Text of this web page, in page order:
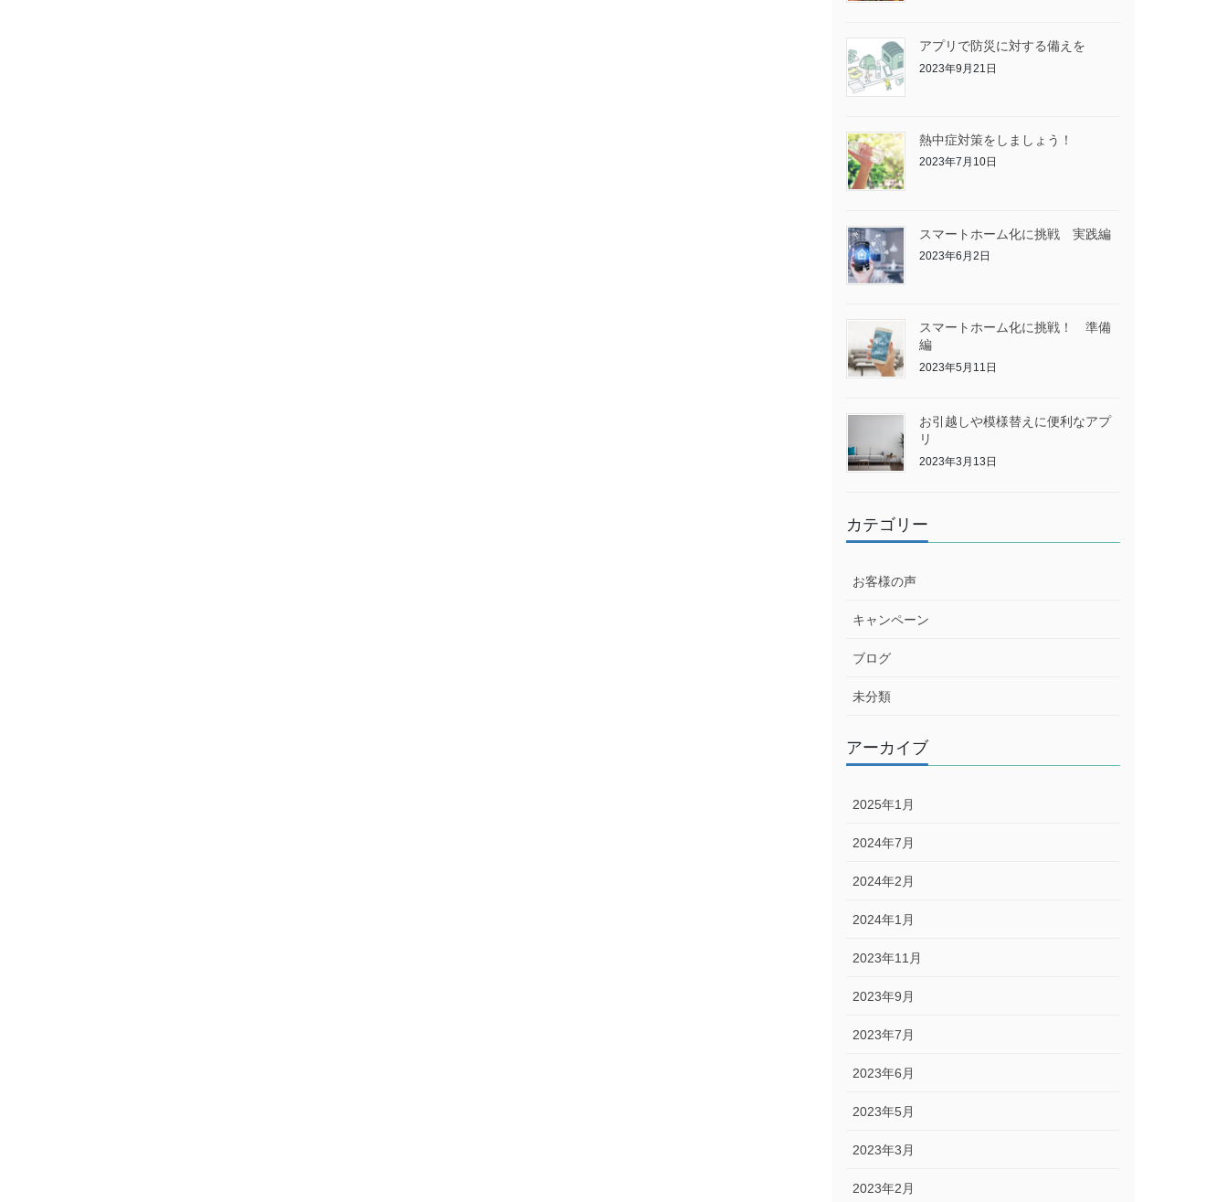
アプリで防災に対する備えを
2023年9月21日
熱中症対策をしましょう！
2023年7月10日
スマートホーム化に挑戦 実践編
2023年6月2日
スマートホーム化に挑戦！ 準備
編
2023年5月11日
お引越しや模様替えに便利なアプ
リ
2023年3月13日
カテゴリー
お客様の声
キャンペーン
ブログ
未分類
アーカイブ
2025年1月
2024年7月
2024年2月
2024年1月
2023年11月
2023年9月
2023年7月
2023年6月
2023年5月
2023年3月
2023年2月